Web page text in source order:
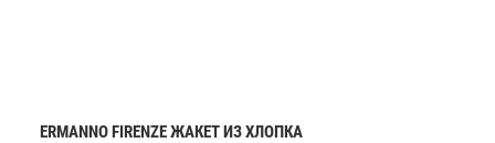
ERMANNO FIRENZE ЖАКЕТ ИЗ ХЛОПКА